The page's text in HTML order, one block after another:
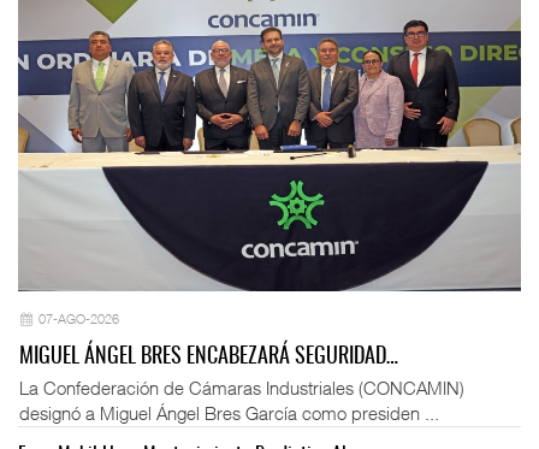
07-AGO-2026
MIGUEL ÁNGEL BRES ENCABEZARÁ SEGURIDAD…
La Confederación de Cámaras Industriales (CONCAMIN)
designó a Miguel Ángel Bres García como presiden ...